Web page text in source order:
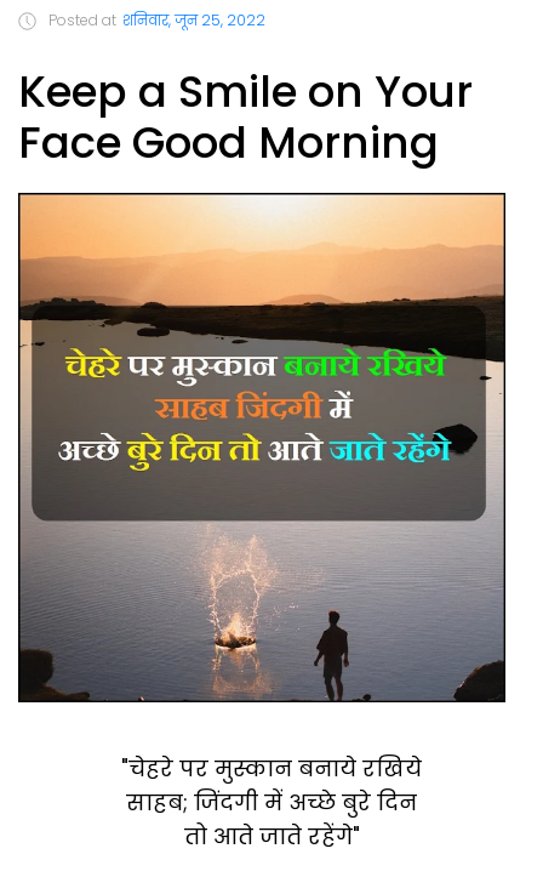
Posted at शनिवार, जून 25, 2022
Keep a Smile on Your
Face Good Morning
"चेहरे पर मुस्कान बनाये रखिये
साहब; जिंदगी में अच्छे बुरे दिन
तो आते जाते रहेंगे"